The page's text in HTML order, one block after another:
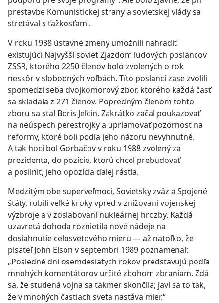
prestavbe Komunistickej strany a sovietskej vlády sa
stretával s ťažkosťami.
V roku 1988 ústavné zmeny umožnili nahradiť
existujúci Najvyšší soviet Zjazdom ľudových poslancov
ZSSR, ktorého 2250 členov bolo zvolených o rok
neskôr v slobodných voľbách. Títo poslanci zase zvolili
spomedzi seba dvojkomorový zbor, ktorého každá časť
sa skladala z 271 členov. Popredným členom tohto
zboru sa stal Boris Jeľcin. Zakrátko začal poukazovať
na neúspech perestrojky a upriamovať pozornosť na
reformy, ktoré boli podľa jeho názoru nevyhnutné.
A tak hoci bol Gorbačov v roku 1988 zvolený za
prezidenta, do pozície, ktorú chcel prebudovať
a posilniť, jeho opozícia ďalej rástla.
Medzitým obe superveľmoci, Sovietsky zväz a Spojené
štáty, robili veľké kroky vpred v znižovaní vojenskej
výzbroje a v zoslabovaní nukleárnej hrozby. Každá
uzavretá dohoda roznietila nové nádeje na
dosiahnutie celosvetového mieru — až natoľko, že
pisateľ John Elson v septembri 1989 poznamenal:
„Posledné dni osemdesiatych rokov predstavujú podľa
mnohých komentátorov určité zbohom zbraniam. Zdá
sa, že studená vojna sa takmer skončila; javí sa to tak,
že v mnohých častiach sveta nastáva mier.“